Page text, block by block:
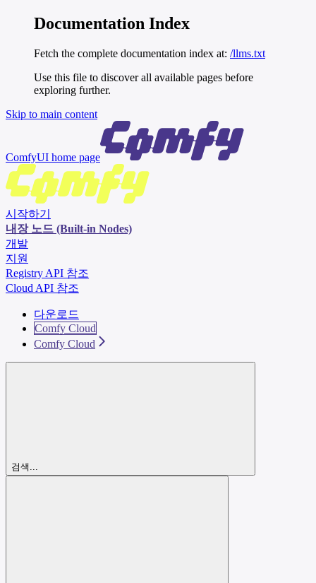
Documentation Index
Fetch the complete documentation index at: /llms.txt
Use this file to discover all available pages before
exploring further.
Skip to main content
ComfyUI home page
시작하기
내장 노드 (Built-in Nodes)
개발
지원
Registry API 참조
Cloud API 참조
다운로드
Comfy Cloud
Comfy Cloud
검색...